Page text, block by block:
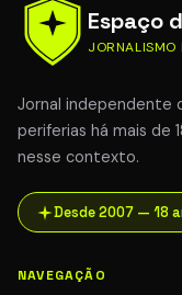
Espaço
JORNALISMO
Jornal independente
periferias há mais de
nesse contexto.
Desde 2007 — 18
NAVEGAÇÃO